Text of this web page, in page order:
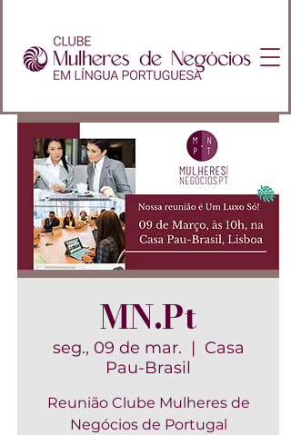
MN.Pt
seg., 09 de mar.
  |
Casa
Pau-Brasil
Reunião Clube Mulheres de
Negócios de Portugal